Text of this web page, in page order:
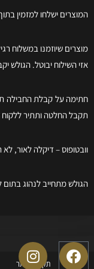
המוצרים ישלחו למזמין בתוך 7 ימי עסקים. ניתן לבצע איסוף עצמי ולא לשלם דמי משלוח וזאת בתיאום
מוצרים שיוזמנו במשלוח
אזי השילוח יבוטל. הגולש
חתימה על קבלת החבילה
תקבל החלטה ותתיר
וובטופוס – דיקלה לאור,
הגולש מתחייב לנהוג
תקנון האתר